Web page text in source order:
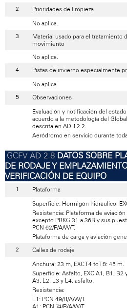
Prioridades de limpieza
No aplica.
Material usado para el tratamiento
movimiento
No aplica.
Pistas de invierno especialmente
No aplica.
Observaciones
Evaluación y notificación del
acuerdo a la metodología del
descrita en AD 1.2.2.
Aeródromo en servicio durante
DATOS SOBRE
DE RODAJE Y
VERIFICACIÓN DE EQUIPO
Plataforma
Superficie: Hormigón hidráulico,
Resistencia: Plataforma de
excepto PRKG 31 a 36B y sus
PCN 62/F/A/W/T.
Plataforma de carga y aviación
Calles de rodaje
Anchura: 23 m, EXC T4 to T8: 45 m.
Superficie: Asfalto, EXC A1, B1,
A3, L2, L3 y L4: asfalto.
Resistencia:
L1: PCN 49/R/A/W/T.
A1: PCN 74/R/A/W/T.